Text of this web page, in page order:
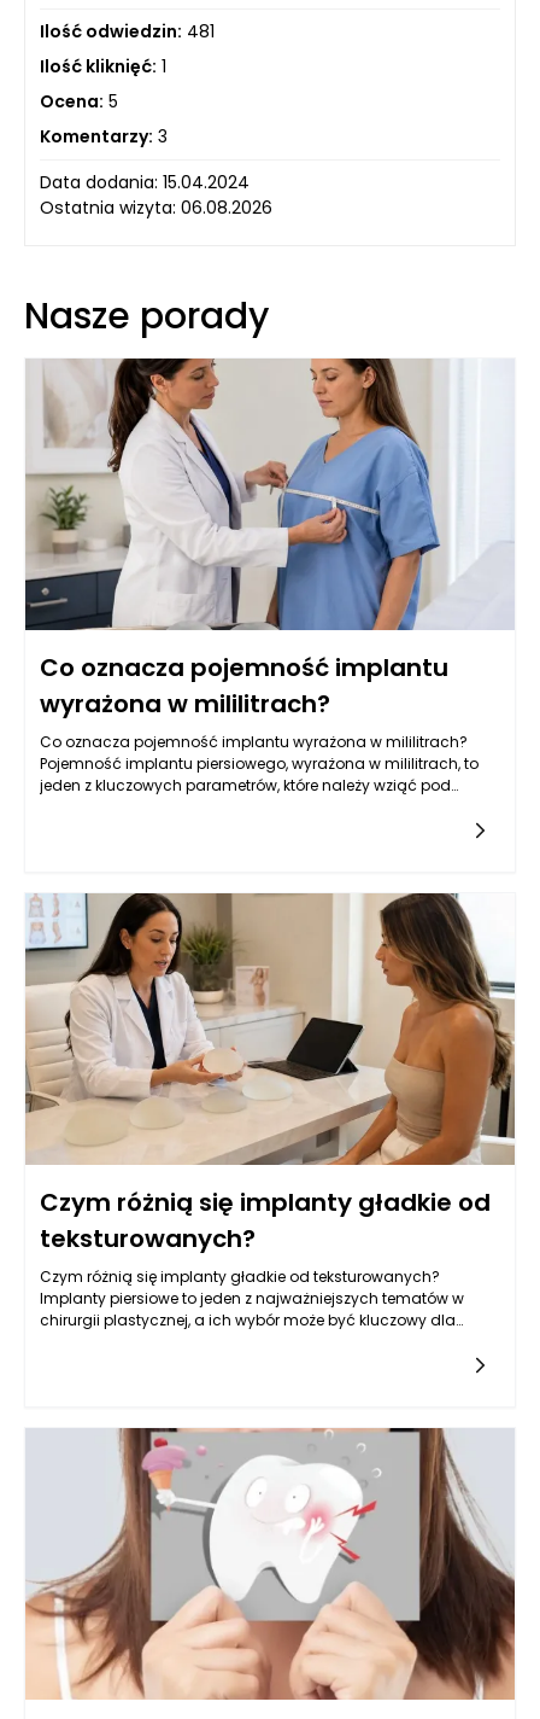
Ilość odwiedzin: 481
Ilość kliknięć: 1
Ocena: 5
Komentarzy: 3
Data dodania: 15.04.2024
Ostatnia wizyta: 06.08.2026
Nasze porady
Co oznacza pojemność implantu
wyrażona w mililitrach?
Co oznacza pojemność implantu wyrażona w mililitrach?
Pojemność implantu piersiowego, wyrażona w mililitrach, to
jeden z kluczowych parametrów, które należy wziąć pod
Czym różnią się implanty gładkie od
teksturowanych?
Czym różnią się implanty gładkie od teksturowanych?
Implanty piersiowe to jeden z najważniejszych tematów w
chirurgii plastycznej, a ich wybór może być kluczowy dla